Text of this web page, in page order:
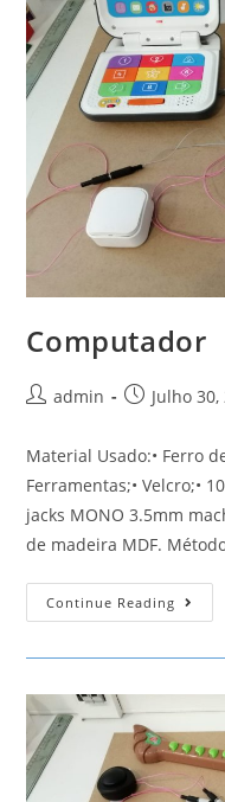
Computador
Postadmin
PostJulho 30,
Material Usado:• Ferro
Ferramentas;• Velcro;•
jacks MONO 3.5mm
de madeira MDF.
Continue Reading